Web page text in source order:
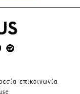
επικοινωνία